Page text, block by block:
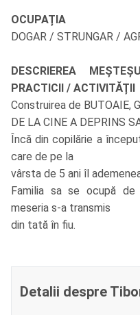
OCUPAȚIA
DOGAR / STRUNGAR /
DESCRIEREA
PRACTICII / ACTIVITĂȚII
Construirea de BUTOAIE,
DE LA CINE A DEPRINS
Încă din copilărie a
care de pe la
vârsta de 5 ani îl
Familia sa se ocupă
meseria s-a transmis
din tată în fiu.
Detalii despre